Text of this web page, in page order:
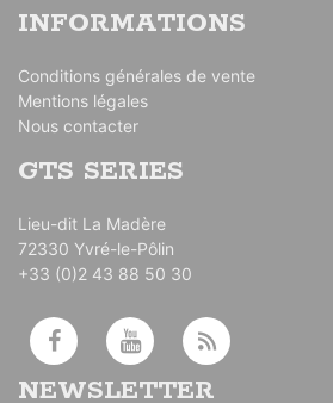
INFORMATIONS
Conditions générales de vente
Mentions légales
Nous contacter
GTS SERIES
Lieu-dit La Madère
72330 Yvré-le-Pôlin
+33 (0)2 43 88 50 30
NEWSLETTER